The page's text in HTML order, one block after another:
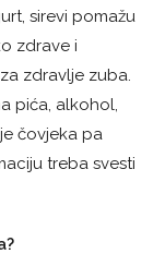
sirevi pomažu
zdrave i
zdravlje zuba.
pića, alkohol,
čovjeka pa
treba svesti